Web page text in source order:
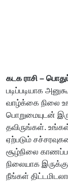
கடக ராசி –
படிப்படியாக
வாழ்க்கை நிலை
பொறுமையுடன்
தவிருங்கள்.
ஏற்படும்
சூழ்நிலை
நிலையாக
நீங்கள்